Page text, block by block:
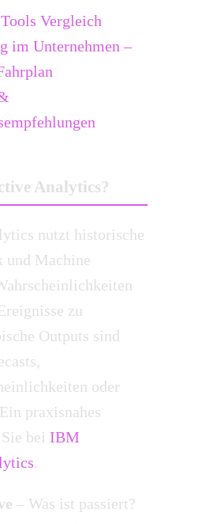
Vergleich
im Unternehmen –
Analytics?
nutzt historische
und Machine
zu
Outputs sind
oder
praxisnahes
bei IBM
.
– Was ist passiert?